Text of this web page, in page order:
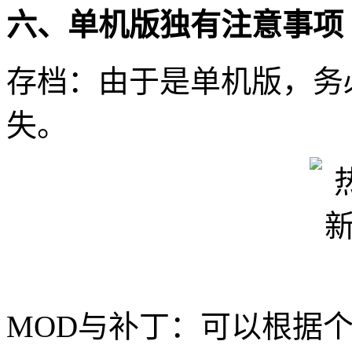
六、单机版独有注意事项
存档：由于是单机版，
失。
MOD与补丁：可以根据